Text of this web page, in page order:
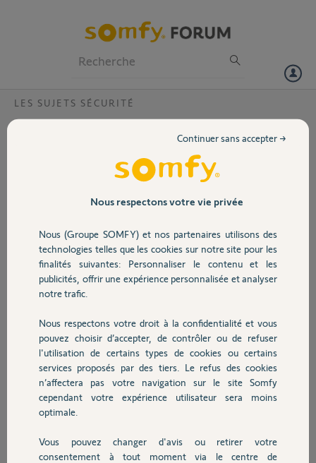
Volet
Sécurité
Domotique
Chauffage
Autres produits
Devis avec un pro
LES SUJETS SÉCURITÉ
Ancien accessoires compatibles avec
Je me retrouve avec mon « ancien » Link sans fil Somfy acheté en
2021 qui ne fonctionne plus après avoir changé de fournisseur d’accès
Free). Je voudrais acheter une nouvelle station de base Somfy Home
Essential pour 153 €, mais je veux m’assurer que mes « anciens »
accessoires fonctionnent comme mes 9 Intellitags, 2
télécommandes, sirènes intérieur et détecteurs de mouvement?
Merci,
Wilko V.
il y a environ 2 mois
Participer au fil de discussion
Réponses
Nous respectons votre vie privée
Nous (Groupe SOMFY) et nos partenaires utilisons des
technologies telles que les cookies sur notre site pour les
finalités suivantes: Personnaliser le contenu et les
publicités, offrir une expérience personnalisée et analyser
notre trafic.
Nous respectons votre droit à la confidentialité et vous
pouvez choisir d’accepter, de contrôler ou de refuser
l'utilisation de certains types de cookies ou certains
services proposés par des tiers. Le refus des cookies
n’affectera pas votre navigation sur le site Somfy
cependant votre expérience utilisateur sera moins
optimale.
Vous pouvez changer d'avis ou retirer votre
consentement à tout moment via le centre de
Continuer sans accepter →